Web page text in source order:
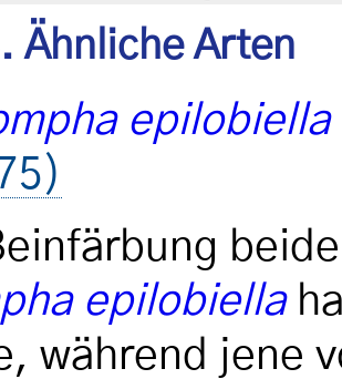
Ähnliche Arten
epilobiella
epilobiella
während jene